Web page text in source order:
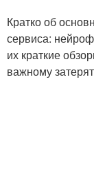
Кратко об
сервиса:
их краткие
важному